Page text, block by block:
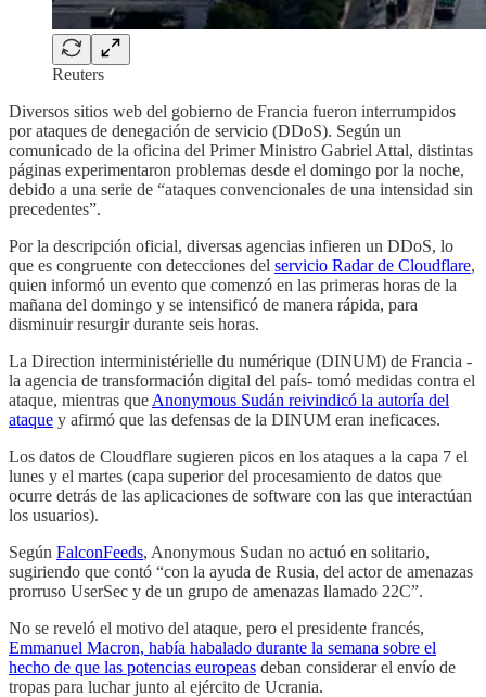
Reuters
Diversos sitios web del gobierno de Francia fueron interrumpidos
por ataques de denegación de servicio (DDoS). Según un
comunicado de la oficina del Primer Ministro Gabriel Attal, distintas
páginas experimentaron problemas desde el domingo por la noche,
debido a una serie de “ataques convencionales de una intensidad sin
precedentes”.
Por la descripción oficial, diversas agencias infieren un DDoS, lo
que es congruente con detecciones del servicio Radar de Cloudflare,
quien informó un evento que comenzó en las primeras horas de la
mañana del domingo y se intensificó de manera rápida, para
disminuir resurgir durante seis horas.
La Direction interministérielle du numérique (DINUM) de Francia -
la agencia de transformación digital del país- tomó medidas contra el
ataque, mientras que Anonymous Sudán reivindicó la autoría del
ataque y afirmó que las defensas de la DINUM eran ineficaces.
Los datos de Cloudflare sugieren picos en los ataques a la capa 7 el
lunes y el martes (capa superior del procesamiento de datos que
ocurre detrás de las aplicaciones de software con las que interactúan
los usuarios).
Según FalconFeeds, Anonymous Sudan no actuó en solitario,
sugiriendo que contó “con la ayuda de Rusia, del actor de amenazas
prorruso UserSec y de un grupo de amenazas llamado 22C”.
No se reveló el motivo del ataque, pero el presidente francés,
Emmanuel Macron, había habalado durante la semana sobre el
hecho de que las potencias europeas deban considerar el envío de
tropas para luchar junto al ejército de Ucrania.